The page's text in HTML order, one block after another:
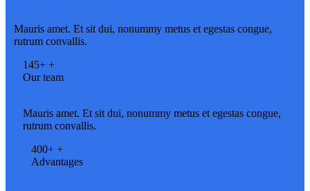
Mauris amet. Et sit dui, nonummy metus et egestas congue,
rutrum convallis.
145+ +
Our team
Mauris amet. Et sit dui, nonummy metus et egestas congue,
rutrum convallis.
400+ +
Advantages